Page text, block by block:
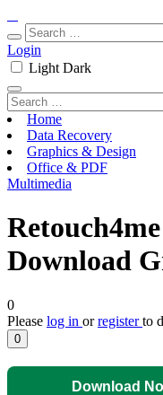
Login
Light Dark
Home
Data Recovery
Graphics & Design
Office & PDF
Multimedia
Download
0
Please log in orregisterto
0
Download